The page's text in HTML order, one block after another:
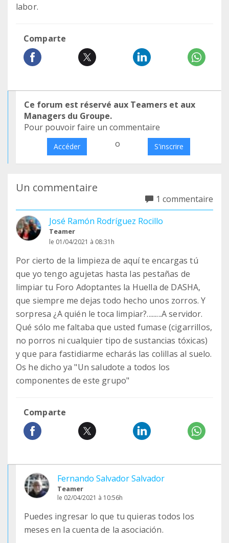
labor.
Comparte
Ce forum est réservé aux Teamers et aux
Managers du Groupe.
Pour pouvoir faire un commentaire
Accéder o S'inscrire
Un commentaire
1 commentaire
José Ramón Rodríguez Rocillo
Teamer
le 01/04/2021 à 08:31h
Por cierto de la limpieza de aquí te encargas tú
que yo tengo agujetas hasta las pestañas de
limpiar tu Foro Adoptantes la Huella de DASHA,
que siempre me dejas todo hecho unos zorros. Y
sorpresa ¿A quién le toca limpiar?.........A servidor.
Qué sólo me faltaba que usted fumase (cigarrillos,
no porros ni cualquier tipo de sustancias tóxicas)
y que para fastidiarme echarás las colillas al suelo.
Os he dicho ya "Un saludote a todos los
componentes de este grupo"
Comparte
Fernando Salvador Salvador
Teamer
le 02/04/2021 à 10:56h
Puedes ingresar lo que tu quieras todos los
meses en la cuenta de la asociación.